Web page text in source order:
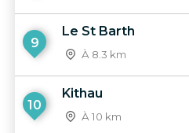
9
Le St Barth
À 8.3 km
10
Kithau
À 10 km